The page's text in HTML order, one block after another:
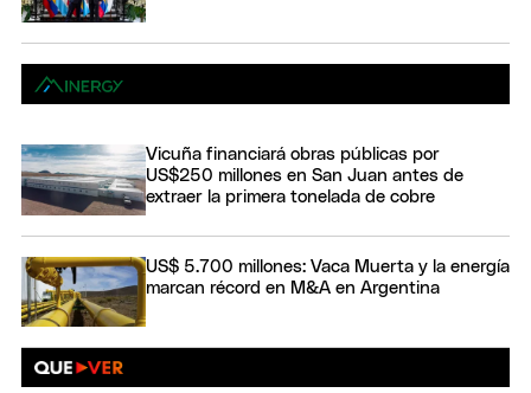
Vicuña financiará obras públicas por
US$250 millones en San Juan antes de
extraer la primera tonelada de cobre
US$ 5.700 millones: Vaca Muerta y la energía
marcan récord en M&A en Argentina